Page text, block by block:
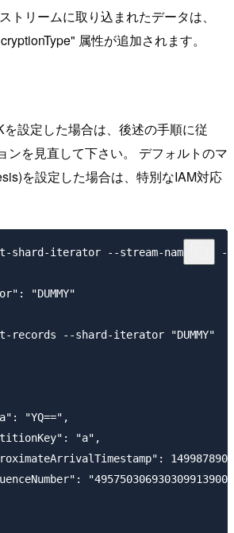
トリームに取り込まれたデータは、
属性が追加されます。
設定した場合は、後述の手順に従
ンを見直して下さい。 デフォルトのマ
を設定した場合は、特別なIAM対応
shard-iterator --stream-name foo --
"DUMMY"
records --shard-iterator "DUMMY"
"YQ==",
"a",